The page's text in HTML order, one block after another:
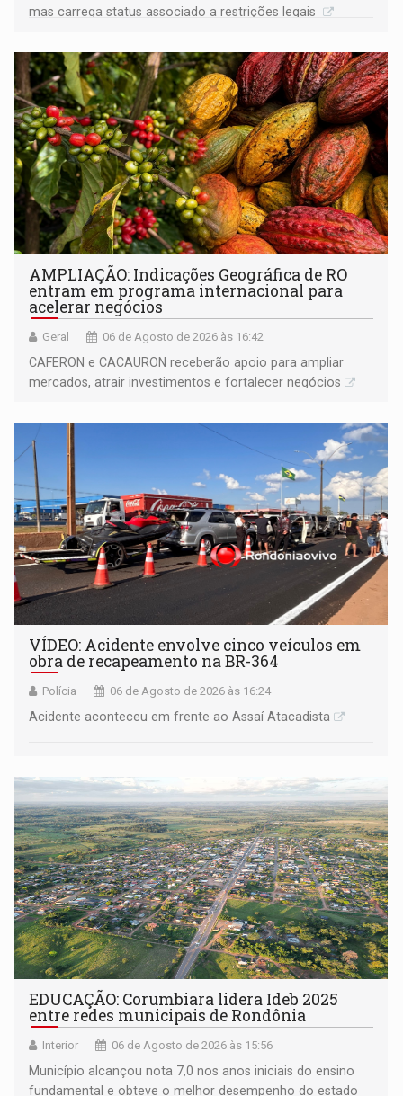
mas carrega status associado a restrições legais
AMPLIAÇÃO: Indicações Geográfica de RO
entram em programa internacional para
acelerar negócios
Geral 06 de Agosto de 2026 às 16:42
CAFERON e CACAURON receberão apoio para ampliar
mercados, atrair investimentos e fortalecer negócios
VÍDEO: Acidente envolve cinco veículos em
obra de recapeamento na BR-364
Polícia 06 de Agosto de 2026 às 16:24
Acidente aconteceu em frente ao Assaí Atacadista
EDUCAÇÃO: Corumbiara lidera Ideb 2025
entre redes municipais de Rondônia
Interior 06 de Agosto de 2026 às 15:56
Município alcançou nota 7,0 nos anos iniciais do ensino
fundamental e obteve o melhor desempenho do estado